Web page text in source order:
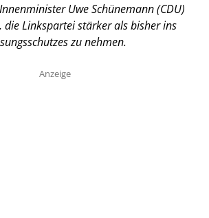
Uwe Schünemann (CDU)
die Linkspartei stärker als bisher ins
zu nehmen.
Anzeige